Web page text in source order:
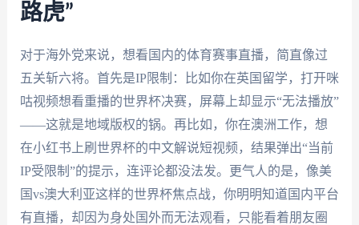
路虎”
对于海外党来说，想看国内的体育赛事直播，简直像过
五关斩六将。首先是IP限制：比如你在英国留学，打开咪
咕视频想看重播的世界杯决赛，屏幕上却显示“无法播放”
——这就是地域版权的锅。再比如，你在澳洲工作，想
在小红书上刷世界杯的中文解说短视频，结果弹出“当前
IP受限制”的提示，连评论都没法发。更气人的是，像美
国vs澳大利亚这样的世界杯焦点战，你明明知道国内平台
有直播，却因为身处国外而无法观看，只能看着朋友圈